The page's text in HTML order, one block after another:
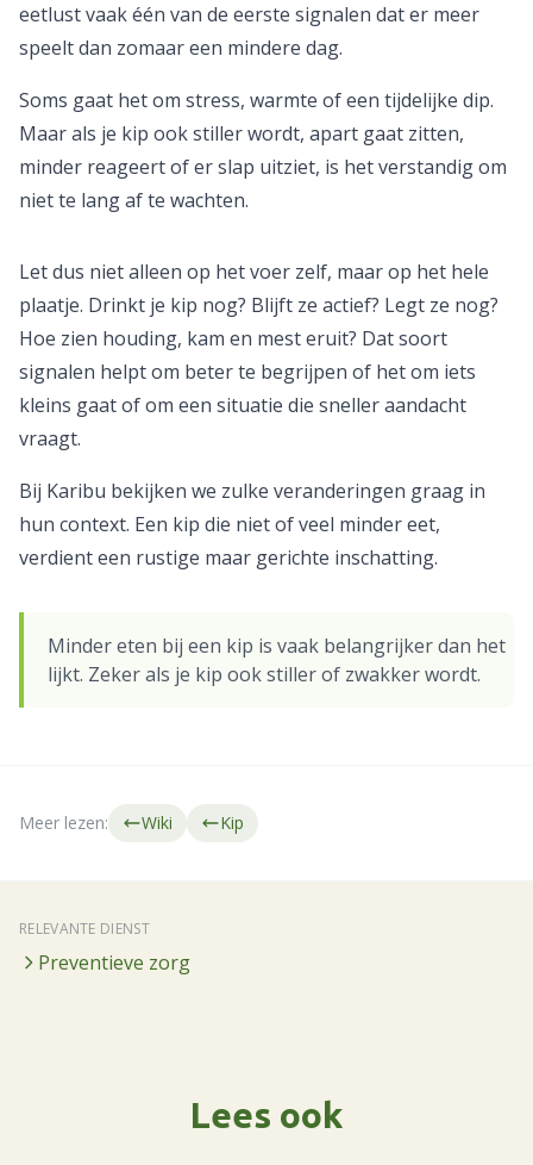
eetlust vaak één van de eerste signalen dat er meer
speelt dan zomaar een mindere dag.
Soms gaat het om stress, warmte of een tijdelijke dip.
Maar als je kip ook stiller wordt, apart gaat zitten,
minder reageert of er slap uitziet, is het verstandig om
niet te lang af te wachten.
Let dus niet alleen op het voer zelf, maar op het hele
plaatje. Drinkt je kip nog? Blijft ze actief? Legt ze nog?
Hoe zien houding, kam en mest eruit? Dat soort
signalen helpt om beter te begrijpen of het om iets
kleins gaat of om een situatie die sneller aandacht
vraagt.
Bij Karibu bekijken we zulke veranderingen graag in
hun context. Een kip die niet of veel minder eet,
verdient een rustige maar gerichte inschatting.
Minder eten bij een kip is vaak belangrijker dan het
lijkt. Zeker als je kip ook stiller of zwakker wordt.
Meer lezen: Wiki Kip
RELEVANTE DIENST
Preventieve zorg
Lees ook